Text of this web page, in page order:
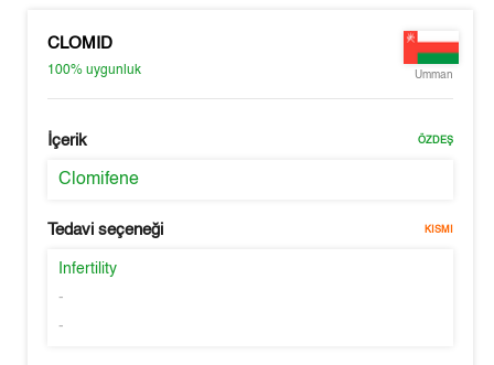
CLOMID
100%uygunluk Umman
İçerik ÖZDEŞ
Clomifene
Tedavi seçeneği KISMI
Infertility
-
-